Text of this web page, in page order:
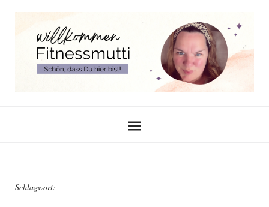
Schlagwort: –